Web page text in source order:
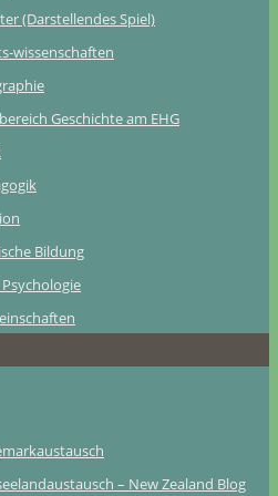
(Darstellendes Spiel)
wissenschaften
Geschichte am EHG
Bildung
Psychologie
– New Zealand Blog